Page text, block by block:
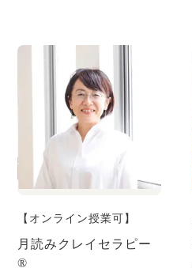
【オンライン授業可】
月読みクレイセラピー
®